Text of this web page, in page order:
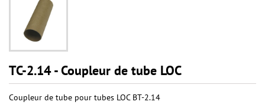
TC-2.14 - Coupleur de tube LOC
Coupleur de tube pour tubes LOC BT-2.14